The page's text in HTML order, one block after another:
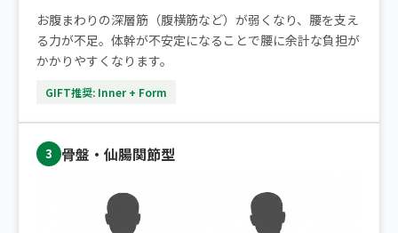
お腹まわりの深層筋（腹横筋など）が弱くなり、腰を支え
る力が不足。体幹が不安定になることで腰に余計な負担が
かかりやすくなります。
GIFT推奨: Inner + Form
3 骨盤・仙腸関節型